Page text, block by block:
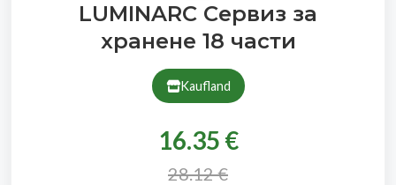
LUMINARC Сервиз за
хранене 18 части
Kaufland
16.35 €
28.12 €